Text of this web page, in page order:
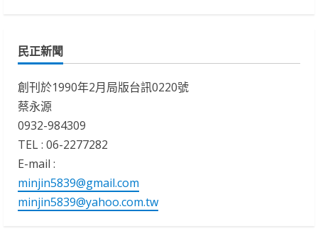
民正新聞
創刊於1990年2月局版台訊0220號
蔡永源
0932-984309
TEL : 06-2277282
E-mail :
minjin5839@gmail.com
minjin5839@yahoo.com.tw